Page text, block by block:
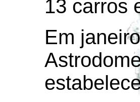
13 carros
Em